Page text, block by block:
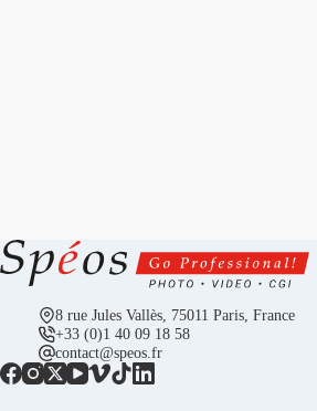
8 rue Jules Vallès, 75011 Paris, France
+33 (0)1 40 09 18 58
contact@speos.fr